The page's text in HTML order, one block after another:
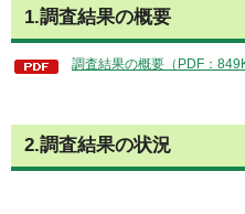
1.調査結果の概要
調査結果の概要（PDF：
2.調査結果の状況